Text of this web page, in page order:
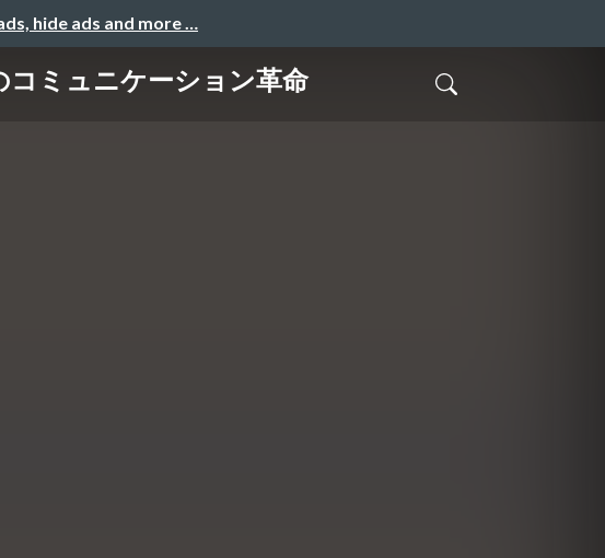
hide ads and more …
コミュニケーション革命